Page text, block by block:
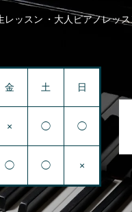
レッスン 大人ピアノレッス
金 土 日
× ◯ ◯
◯ ◯ ×